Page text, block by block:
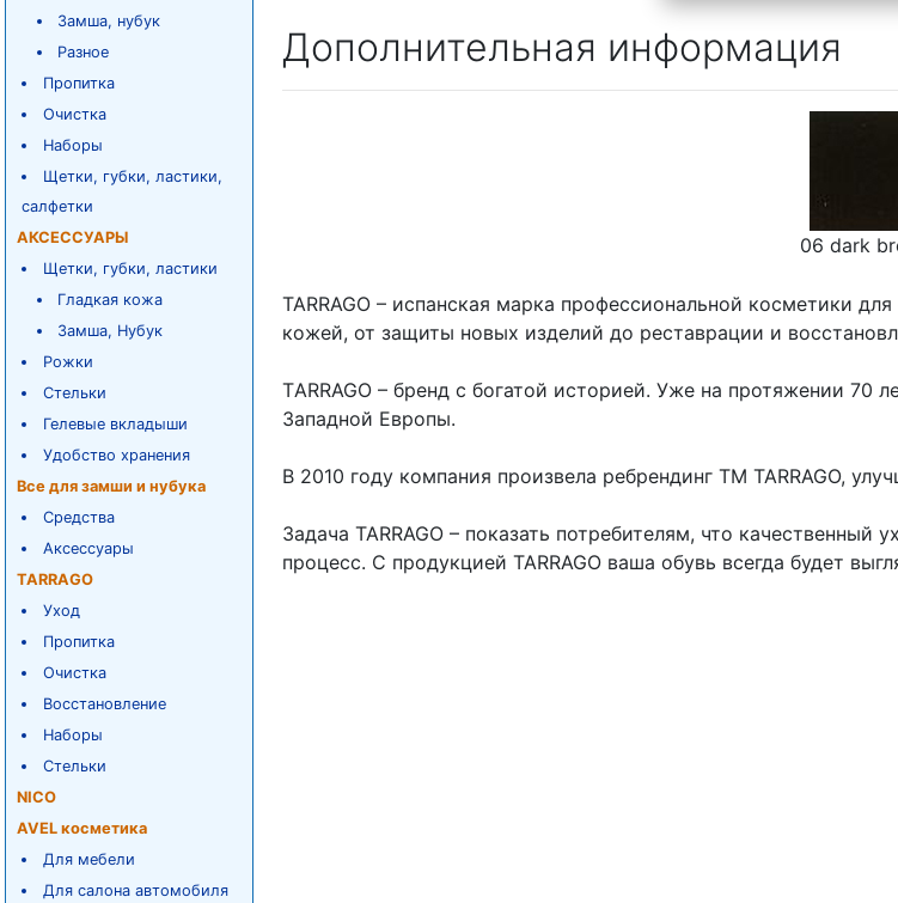
Замша, нубук
Разное
Пропитка
Очистка
Наборы
Щетки, губки, ластики,
салфетки
АКСЕССУАРЫ
Щетки, губки, ластики
Гладкая кожа
Замша, Нубук
Рожки
Стельки
Гелевые вкладыши
Удобство хранения
Все для замши и нубука
Средства
Аксессуары
TARRAGO
Уход
Пропитка
Очистка
Восстановление
Наборы
Стельки
NICO
AVEL косметика
Для мебели
Для салона автомобиля
Дополнительная информация
06 dark
TARRAGO – испанская марка профессиональной косметики
кожей, от защиты новых изделий до реставрации и
ТARRAGO – бренд с богатой историей. Уже на протяжении
Западной Европы.
В 2010 году компания произвела ребрендинг ТМ TARRAGO,
Задача TARRAGO – показать потребителям, что
процесс. С продукцией TARRAGO ваша обувь всегда будет